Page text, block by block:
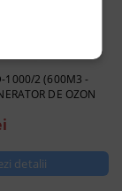
1000/2 (600M3 -
DE OZON
detalii